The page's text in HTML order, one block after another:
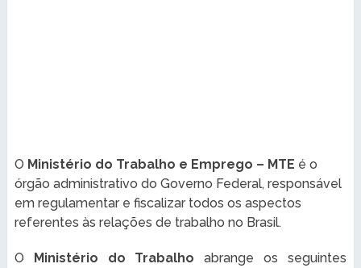
O Ministério do Trabalho e Emprego – MTE é o
órgão administrativo do Governo Federal, responsável
em regulamentar e fiscalizar todos os aspectos
referentes às relações de trabalho no Brasil.
O Ministério do Trabalho
abrange os seguintes